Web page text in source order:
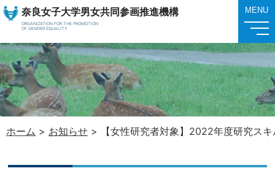
奈良女子大学男女共同参画推進機構
ORGANIZATION FOR THE PROMOTION
OF GENDER EQUALITY
MENU
ホーム > お知らせ > 【女性研究者対象】2022年度研究ス